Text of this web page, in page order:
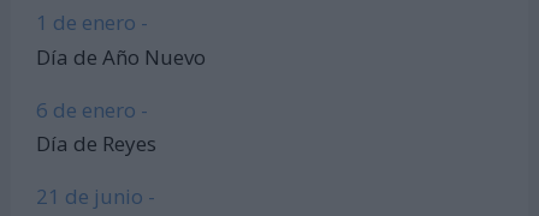
1 de enero -
Día de Año Nuevo
6 de enero -
Día de Reyes
21 de junio -